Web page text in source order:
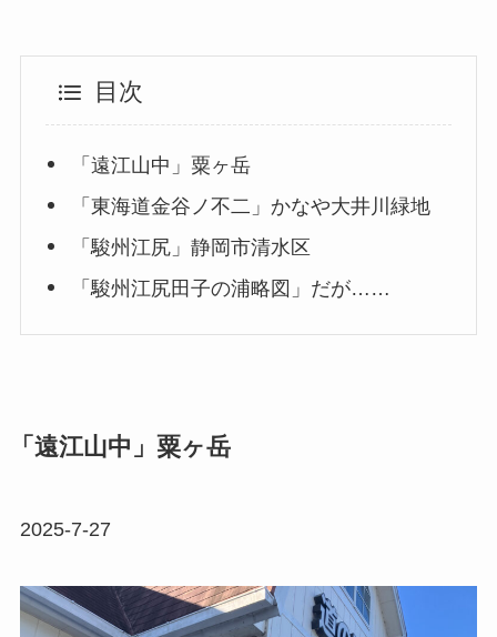
目次
「遠江山中」粟ヶ岳
「東海道金谷ノ不二」かなや大井川緑地
「駿州江尻」静岡市清水区
「駿州江尻田子の浦略図」だが……
「遠江山中」粟ヶ岳
2025-7-27